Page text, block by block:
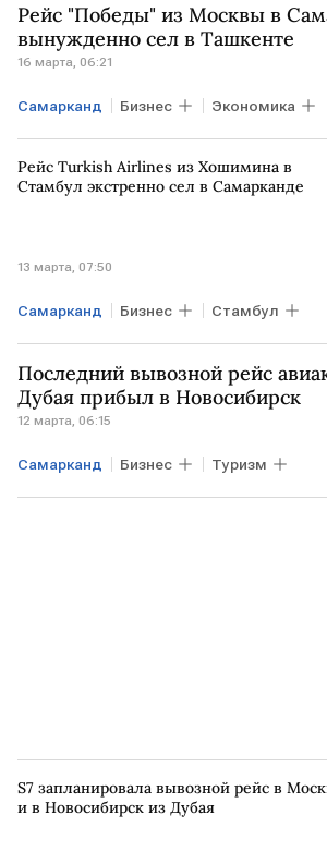
Рейс "Победы" из Москвы в
вынужденно сел в Ташкенте
16 марта, 06:21
Самарканд Бизнес Экономика
Ташкент МОСКВА
Рейс Turkish Airlines из Хошимина в
Стамбул экстренно сел в Самарканде
13 марта, 07:50
Самарканд Бизнес Стамбул
ФРАНЦИЯ Turkish Airlines
Boeing 787 Dreamliner
Последний вывозной рейс
Дубая прибыл в Новосибирск
12 марта, 06:15
Самарканд Бизнес Туризм
РОССИЯ Дубай
S7 запланировала вывозной рейс в
и в Новосибирск из Дубая